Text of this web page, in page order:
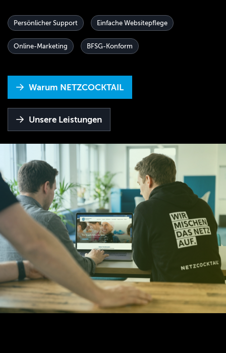
Persönlicher Support Einfache Websitepflege
Online-Marketing BFSG-Konform
Warum NETZCOCKTAIL
Unsere Leistungen